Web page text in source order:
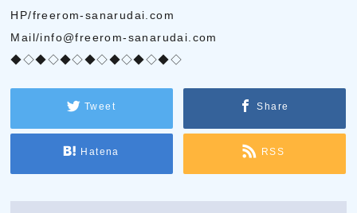
HP/freerom-sanarudai.com
Mail/info@freerom-sanarudai.com
◆◇◆◇◆◇◆◇◆◇◆◇◆◇
Tweet Share
Hatena RSS